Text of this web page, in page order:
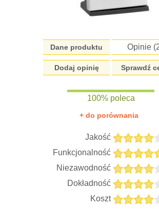
Dane produktu Opinie (
Dodaj opinię Sprawdź
100% poleca
+ do porównania
Jakość
Funkcjonalność
Niezawodność
Dokładność
Koszt